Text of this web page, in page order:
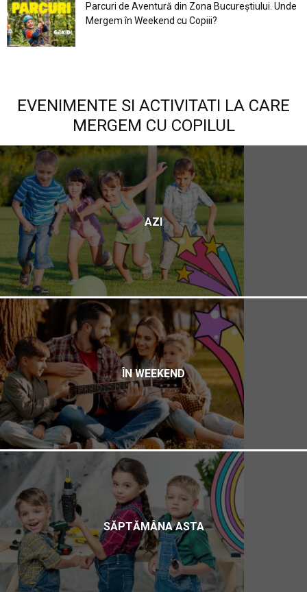
Parcuri de Aventură din Zona Bucureştiului. Unde
Mergem în Weekend cu Copiii?
EVENIMENTE SI ACTIVITATI LA CARE
MERGEM CU COPILUL
AZI
ÎN WEEKEND
SĂPTĂMÂNA ASTA